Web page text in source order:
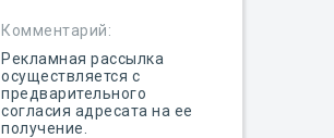
Комментарий:
Рекламная рассылка
осуществляется с
предварительного
согласия адресата на ее
получение.